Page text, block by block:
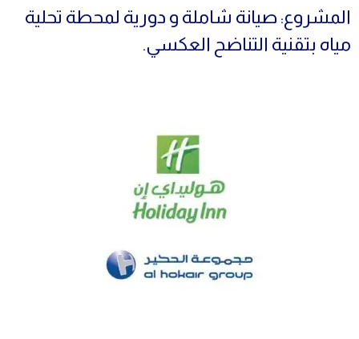
المشروع: صيانة شاملة و دورية لمحطة تحلية
مياه بتقنية التناضح العكسي.